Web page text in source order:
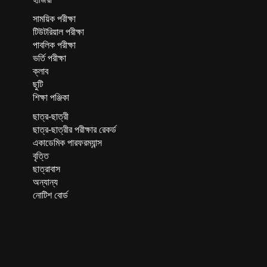
সাময়িক পরীক্ষা
টিউটরিয়াল পরীক্ষা
পাবলিক পরীক্ষা
ভর্তি পরীক্ষা
ক্লাব
ছুটি
শিক্ষা পঞ্জিকা
ছাত্র-ছাত্রী
ছাত্র-ছাত্রীর পরীক্ষার রেকর্ড
একাডেমিক পারফরম্যান্স
বৃত্তি
ছাত্রাবাস
অন্যান্য
নোটিশ বোর্ড